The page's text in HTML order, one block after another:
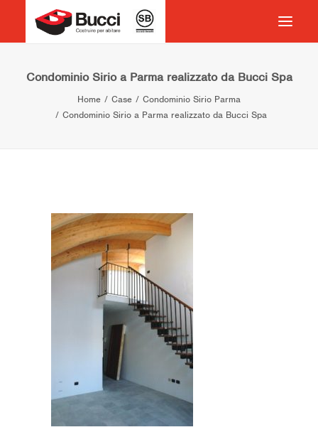
HOME
COSTRUIRE PER ABITARE
NEWS
CONTATTI
VOCABOLARIO
Condominio Sirio a Parma realizzato da Bucci Spa
Home Case
Condominio Sirio Parma
Condominio Sirio a Parma realizzato da Bucci Spa